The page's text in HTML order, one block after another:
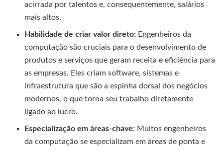
acirrada por talentos e, consequentemente, salários
mais altos.
Habilidade de criar valor direto: Engenheiros da
computação são cruciais para o desenvolvimento de
produtos e serviços que geram receita e eficiência para
as empresas. Eles criam software, sistemas e
infraestrutura que são a espinha dorsal dos negócios
modernos, o que torna seu trabalho diretamente
ligado ao lucro.
Especialização em áreas-chave: Muitos engenheiros
da computação se especializam em áreas de ponta e